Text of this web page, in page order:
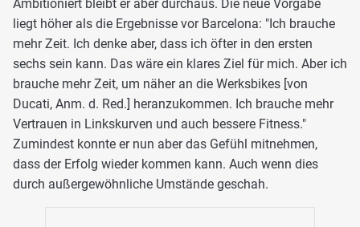
Ambitioniert bleibt er aber durchaus. Die neue Vorgabe
liegt höher als die Ergebnisse vor Barcelona: "Ich brauche
mehr Zeit. Ich denke aber, dass ich öfter in den ersten
sechs sein kann. Das wäre ein klares Ziel für mich. Aber ich
brauche mehr Zeit, um näher an die Werksbikes [von
Ducati, Anm. d. Red.] heranzukommen. Ich brauche mehr
Vertrauen in Linkskurven und auch bessere Fitness."
Zumindest konnte er nun aber das Gefühl mitnehmen,
dass der Erfolg wieder kommen kann. Auch wenn dies
durch außergewöhnliche Umstände geschah.